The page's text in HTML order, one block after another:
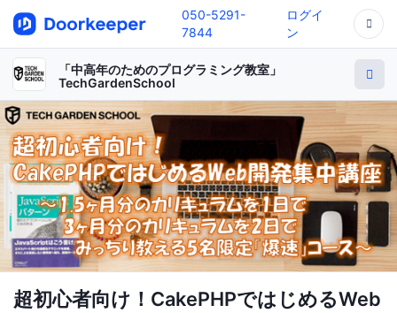
050-5291-
7844
ログイ
ン
「中高年のためのプログラミング教室」
TechGardenSchool
超初心者向け！CakePHPではじめるWeb